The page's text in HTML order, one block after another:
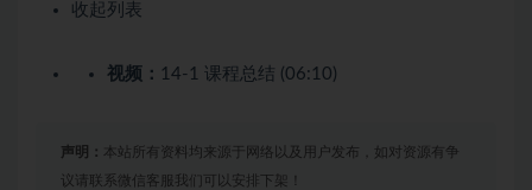
收起列表
视频： 14-1 课程总结 (06:10)
声明： 本站所有资料均来源于网络以及用户发布，如对资源有争
议请联系微信客服我们可以安排下架！